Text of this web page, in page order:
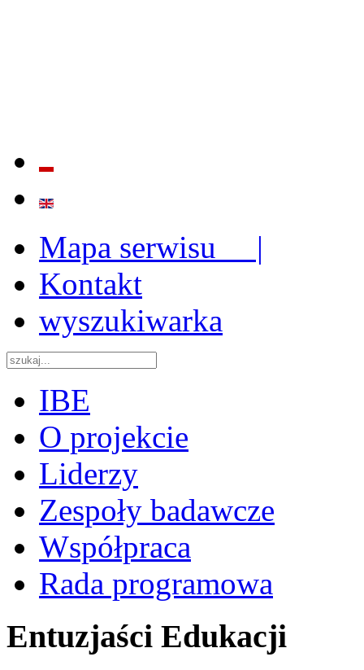
Mapa serwisu |
Kontakt
wyszukiwarka
IBE
O projekcie
Liderzy
Zespoły badawcze
Współpraca
Rada programowa
Entuzjaści Edukacji